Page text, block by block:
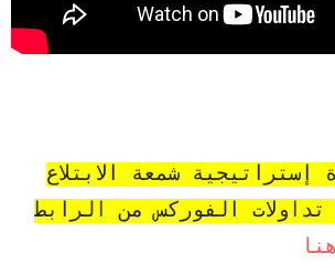
إستراتيجية شمعة الابتلاع
الفوركس من الرابط